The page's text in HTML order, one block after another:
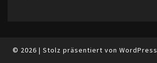
© 2026 | Stolz präsentiert von WordPress